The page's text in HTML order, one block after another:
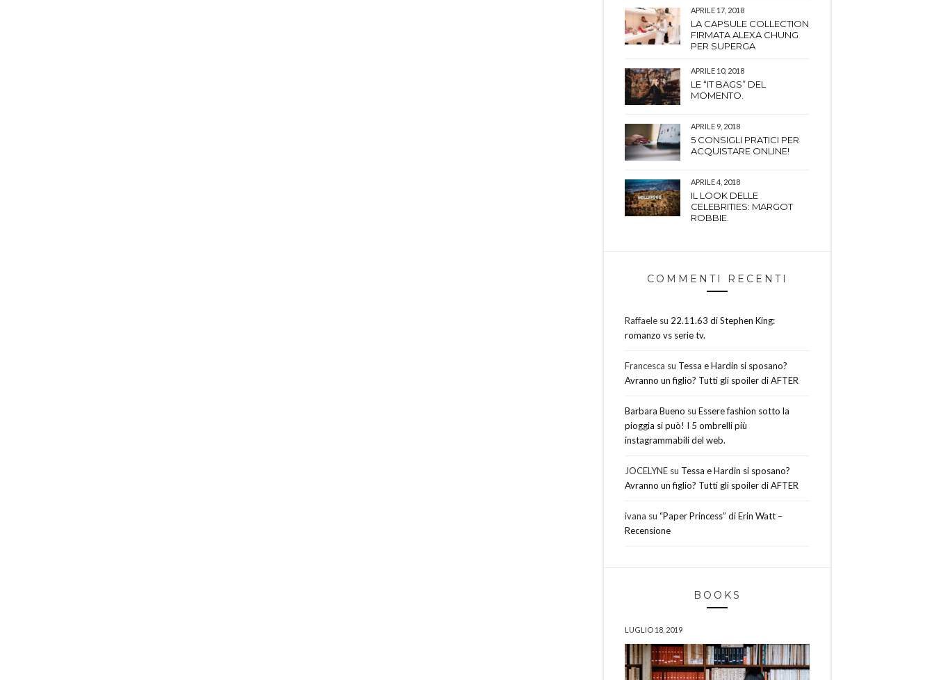
APRILE 17, 2018
LA CAPSULE COLLECTION
FIRMATA ALEXA CHUNG
PER SUPERGA
APRILE 10, 2018
LE “IT BAGS” DEL
MOMENTO.
APRILE 9, 2018
5 CONSIGLI PRATICI PER
ACQUISTARE ONLINE!
APRILE 4, 2018
IL LOOK DELLE
CELEBRITIES: MARGOT
ROBBIE.
COMMENTI RECENTI
Raffaele su 22.11.63 di Stephen King:
romanzo vs serie tv.
Francesca su Tessa e Hardin si sposano?
Avranno un figlio? Tutti gli spoiler di AFTER
Barbara Bueno su Essere fashion sotto la
pioggia si può! I 5 ombrelli più
instagrammabili del web.
JOCELYNE su Tessa e Hardin si sposano?
Avranno un figlio? Tutti gli spoiler di AFTER
ivana su “Paper Princess” di Erin Watt –
Recensione
BOOKS
LUGLIO 18, 2019